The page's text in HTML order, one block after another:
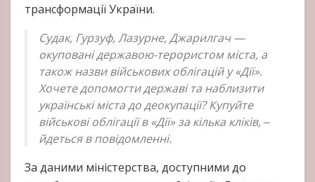
трансформації України.
Судак, Гурзуф, Лазурне, Джарилгач —
окуповані державою-терористом міста, а
також назви військових облігацій у «Дії».
Хочете допомогти державі та наблизити
українські міста до деокупації? Купуйте
військові облігації в «Дії» за кілька кліків, ‒
йдеться в повідомленні.
За даними міністерства, доступними до